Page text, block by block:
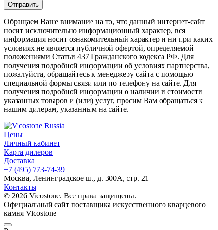
Обращаем Ваше внимание на то, что данный интернет-сайт
носит исключительно информационный характер, вся
информация носит ознакомительный характер и ни при каких
условиях не является публичной офертой, определяемой
положениями Статьи 437 Гражданского кодекса РФ. Для
получения подробной информации об условиях партнерства,
пожалуйста, обращайтесь к менеджеру сайта с помощью
специальной формы связи или по телефону на сайте. Для
получения подробной информации о наличии и стоимости
указанных товаров и (или) услуг, просим Вам обращаться к
нашим дилерам, указанным на сайте.
Цены
Личный кабинет
Карта дилеров
Доставка
+7 (495) 773-74-39
Москва, Ленинградское ш., д. 300А, стр. 21
Контакты
© 2026 Vicostone. Все права защищены.
Официальный сайт поставщика искусственного кварцевого
камня Vicostone